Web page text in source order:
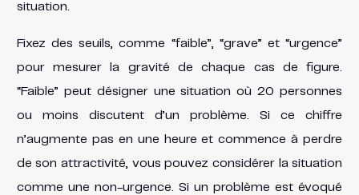
situation.
Fixez des seuils, comme “faible”, “grave” et “urgence”
pour mesurer la gravité de chaque cas de figure.
“Faible” peut désigner une situation où 20 personnes
ou moins discutent d’un problème. Si ce chiffre
n’augmente pas en une heure et commence à perdre
de son attractivité, vous pouvez considérer la situation
comme une non-urgence. Si un problème est évoqué